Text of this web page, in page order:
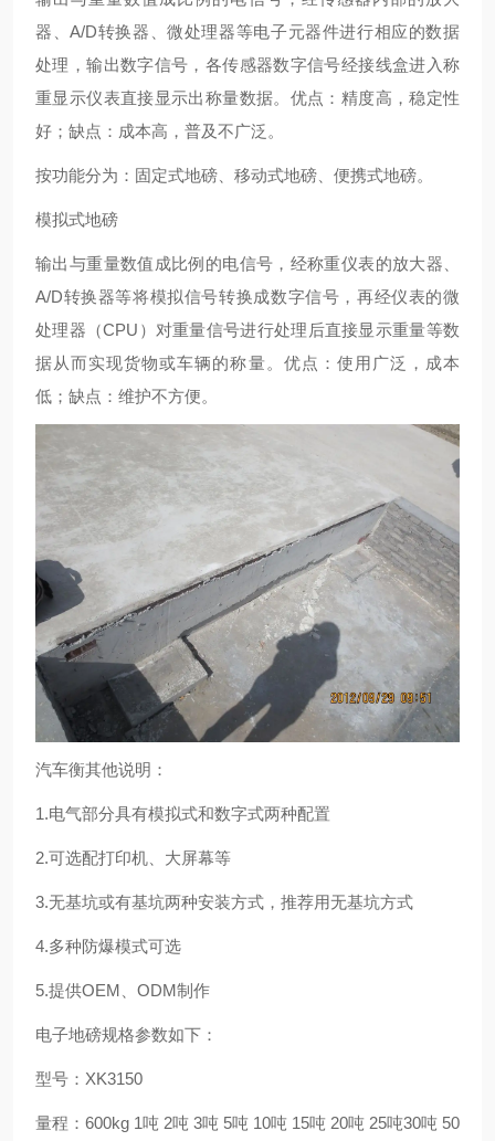
器、A/D转换器、微处理器等电子元器件进行相应的数据
处理，输出数字信号，各传感器数字信号经接线盒进入称
重显示仪表直接显示出称量数据。优点：精度高，稳定性
好；缺点：成本高，普及不广泛。
按功能分为：固定式地磅、移动式地磅、便携式地磅。
模拟式地磅
输出与重量数值成比例的电信号，经称重仪表的放大器、
A/D转换器等将模拟信号转换成数字信号，再经仪表的微
处理器（CPU）对重量信号进行处理后直接显示重量等数
据从而实现货物或车辆的称量。优点：使用广泛，成本
低；缺点：维护不方便。
汽车衡其他说明：
1.电气部分具有模拟式和数字式两种配置
2.可选配打印机、大屏幕等
3.无基坑或有基坑两种安装方式，推荐用无基坑方式
4.多种防爆模式可选
5.提供OEM、ODM制作
电子地磅规格参数如下：
型号：XK3150
量程：600kg 1吨 2吨 3吨 5吨 10吨 15吨 20吨 25吨30吨 50